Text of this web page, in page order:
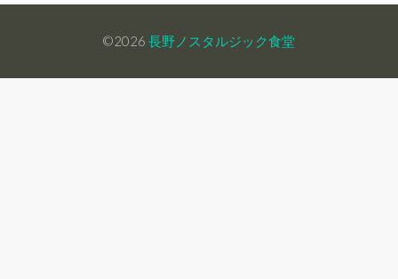
©2026 長野ノスタルジック食堂